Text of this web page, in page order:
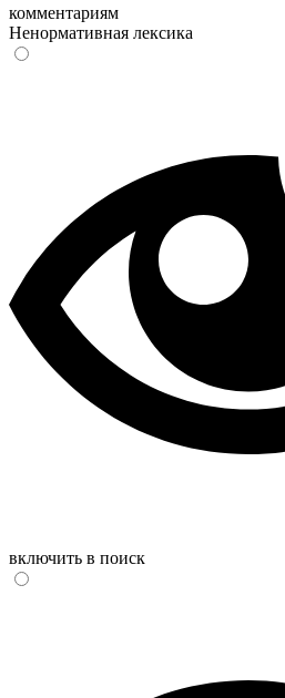
комментариям
Ненормативная лексика
включить в поиск